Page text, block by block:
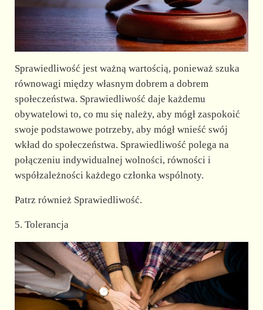
Sprawiedliwość jest ważną wartością, ponieważ szuka
równowagi między własnym dobrem a dobrem
społeczeństwa. Sprawiedliwość daje każdemu
obywatelowi to, co mu się należy, aby mógł zaspokoić
swoje podstawowe potrzeby, aby mógł wnieść swój
wkład do społeczeństwa. Sprawiedliwość polega na
połączeniu indywidualnej wolności, równości i
współzależności każdego członka wspólnoty.
Patrz również Sprawiedliwość.
5. Tolerancja